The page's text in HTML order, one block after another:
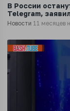
В России
Telegram,
Новости 11 месяцев